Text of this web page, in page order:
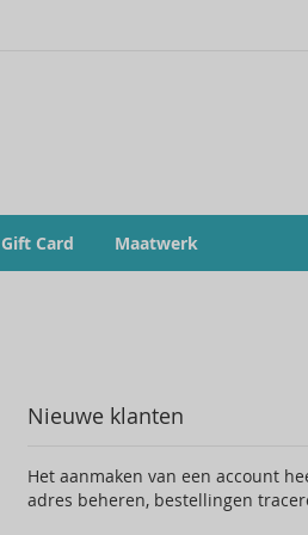
Gift Card Maatwerk
Nieuwe klanten
Het aanmaken van een account
adres beheren, bestellingen